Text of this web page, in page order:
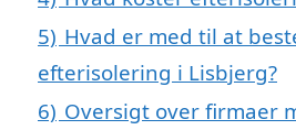
5) Hvad er med til at
efterisolering i Lisbjerg?
6) Oversigt over firmaer